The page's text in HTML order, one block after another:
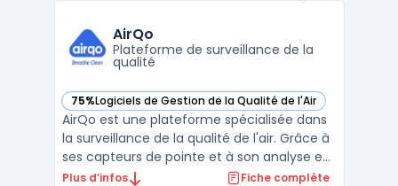
AirQo
Plateforme de surveillance de la
qualité
75%Logiciels de Gestion de la Qualité de l'Air
— voir AirQo dans cette catégorie
AirQo est une plateforme spécialisée dans
la surveillance de la qualité de l'air. Grâce à
ses capteurs de pointe et à son analyse en
temps réel, elle fournit des informations
Plus d’infos Fiche complète